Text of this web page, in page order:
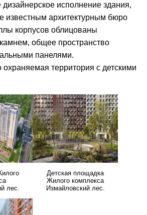
исполнение здания,
известным архитектурным бюро
корпусов облицованы
общее пространство
панелями.
охраняемая территория с детскими
лес.
Детская площадка
Жилого комплекса
Измайловский лес.